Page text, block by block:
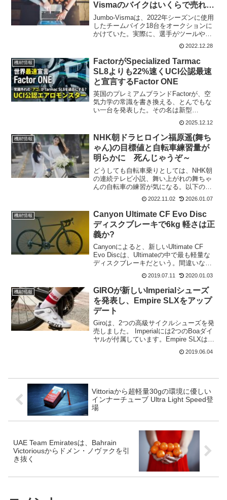
Vismaのバイクはいくらで売れた
のか? その驚きの価格
Jumbo-Vismaは、2022年シーズンに使用
したチームバイク18台をオークションに
かけていた。実際に、選手がツールやジ
ロで乗っていたCervéloのバイクであり、
最高級のパーツで固められている。最高
額をつけて落札されたバイクは誰が乗
っ...
2022.12.28
機材情報
FactorがSpecialized Tarmac
SL8よりも22%速くUCI公認最速
と宣言するFactor ONE
英国のプレミアムブランドFactorが、空
気力学の常識を書き換える、とんでもな
い一台を発表した。その名は新型
「Factor ONE」。 彼らが掲げたキャッチ
コピーは強烈だ。世界最速のUCI公認ロ
ードバイク。 これまでエアロロード界を
支配して...
2025.12.12
機材情報
NHK朝ドラヒロイン福原遥(舞ち
ゃん)の目標値と自転車練習量が
明らかに 死んじゃうぞ～
どうしても自転車乗りとしては、NHK朝
の連続テレビ小説、舞い上がれの舞ちゃ
んの自転車の練習が気になる。以下の記
事の続きとなるのだけど、目標ワット数
と練習量が分かったので続編。目標値が
変わったまず、身長と体重のデータなど
がわかった。パイロット...
2022.11.02 2026.01.07
機材情報
Canyon Ultimate CF Evo Disc
ディスクブレーキで6kg 軽さは正
義か?
Canyonによると、新しいUltimate CF
Evo Discは、Ultimateの中で最も軽量な
ディスクブレーキだという。間違いな
く、市販のディスクブレーキバイクでは
最軽量だろう。Ultimate Evo Discのフレ
ームセットの...
2019.07.11 2020.01.03
機材情報
GIROが新しいImperialシューズ
を発表し、Empire SLXをアップ
デート
Giroは、2つの高級サイクルシューズを発
売しました。 Imperialには2つのBoaダイ
ヤルが付属しています。Empire SLXは新
しい軽量のSyncwireアッパーで更新され
ています。Syncwireアッパーは、Imperial
2019.06.04
Vittoriaから超軽量30gの環境に優しい
インナーチューブ Ultra Light Speed登
場
UAE Team Emiratesは、Bahrain
Victoriousからドメン・ノヴァクを引
き抜く